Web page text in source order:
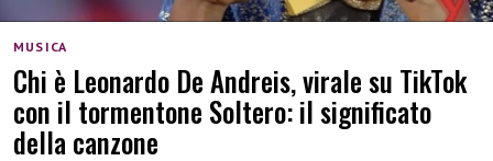
MUSICA
Chi è Leonardo De Andreis, virale su TikTok
con il tormentone Soltero: il significato
della canzone